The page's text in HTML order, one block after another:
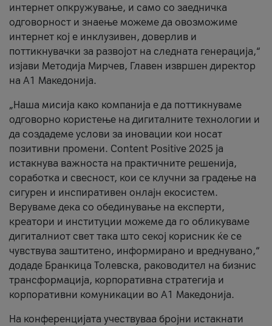
интернет опкружување, и само со заедничка
одговорност и знаење можеме да овозможиме
интернет кој е инклузивен, доверлив и
поттикнувачки за развојот на следната генерација,“
изјави Методија Мирчев, Главен извршен директор
на А1 Македонија.
„Наша мисија како компанија е да поттикнуваме
одговорно користење на дигиталните технологии и
да создадеме услови за иновации кои носат
позитивни промени. Content Positive 2025 ја
истакнува важноста на практичните решенија,
соработка и свесност, кои се клучни за градење на
сигурен и инспиративен онлајн екосистем.
Веруваме дека со обединување на експерти,
креатори и институции можеме да го обликуваме
дигиталниот свет така што секој корисник ќе се
чувствува заштитено, информирано и вреднувано,“
додаде Бранкица Толевска, раководител на бизнис
трансформација, корпоративна стратегија и
корпоративни комуникации во А1 Македонија.
На конференцијата учествуваа бројни истакнати